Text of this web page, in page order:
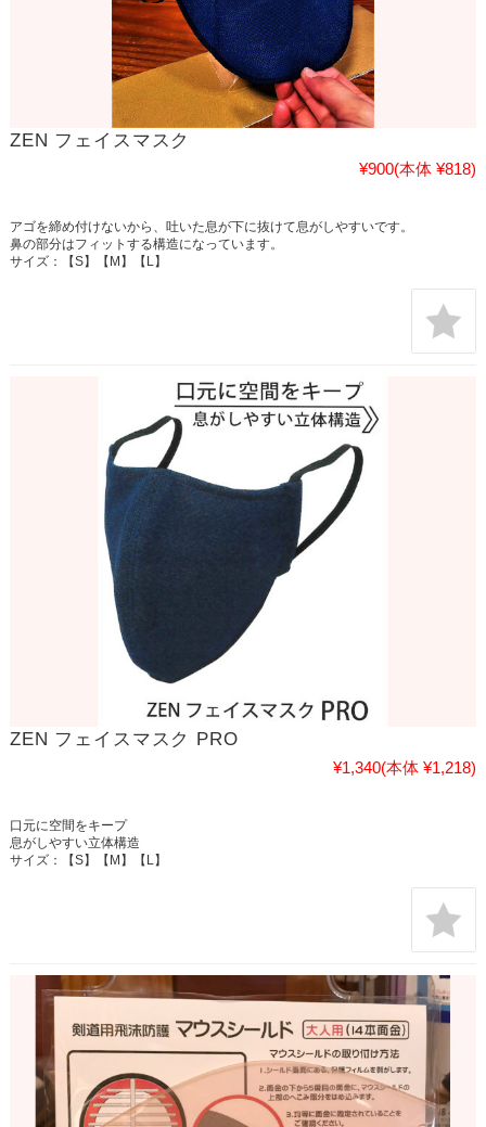
ZEN フェイスマスク
¥900(本体 ¥818)
アゴを締め付けないから、吐いた息が下に抜けて息がしやすいです。
鼻の部分はフィットする構造になっています。
サイズ：【S】【M】【L】
ZEN フェイスマスク PRO
¥1,340(本体 ¥1,218)
口元に空間をキープ
息がしやすい立体構造
サイズ：【S】【M】【L】